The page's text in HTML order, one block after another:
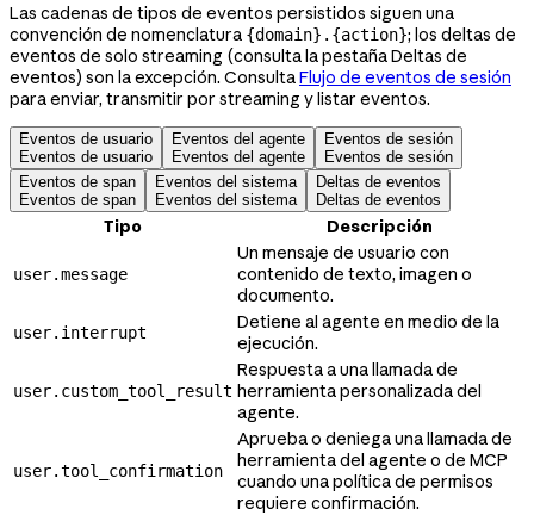
Las cadenas de tipos de eventos persistidos siguen una
convención de nomenclatura {domain}.{action}; los deltas de
eventos de solo streaming (consulta la pestaña Deltas de
eventos) son la excepción. ConsultaFlujo de eventos de sesión
para enviar, transmitir por streaming y listar eventos.
Eventos de usuario
Eventos de usuario
Eventos del agente
Eventos del agente
Eventos de sesión
Eventos de sesión
Eventos de span
Eventos de span
Eventos del sistema
Eventos del sistema
Deltas de eventos
Deltas de eventos
Tipo Descripción
user.message
Un mensaje de usuario con
contenido de texto, imagen o
documento.
user.interrupt
Detiene al agente en medio de la
ejecución.
user.custom_tool_result
Respuesta a una llamada de
herramienta personalizada del
agente.
user.tool_confirmation
Aprueba o deniega una llamada de
herramienta del agente o de MCP
cuando una política de permisos
requiere confirmación.